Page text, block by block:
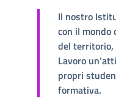
Il nostro
con il mondo
del territorio,
Lavoro
propri
formativa.